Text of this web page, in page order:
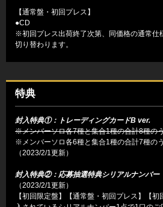
【通常盤・初回プレス】
●CD
※初回プレス出荷終了次第、同価格の通常仕
切り替わります。
特典
封入特典①：トレーディングカードB ver.
※メンバーソロ各7種と集合1種の合計8種の
※メンバーソロ各6種と集合1種の合計7種の
（2023/2/1更新）
封入特典②：応募抽選特典シリアルナンバー
（2023/2/1更新）
【初回限定盤】【通常盤・初回プレス】【